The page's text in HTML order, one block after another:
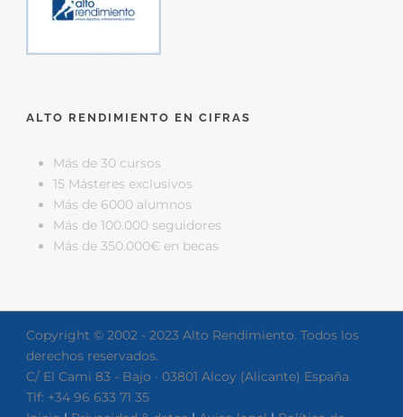
ALTO RENDIMIENTO EN CIFRAS
Más de 30 cursos
15 Másteres exclusivos
Más de 6000 alumnos
Más de 100.000 seguidores
Más de 350.000€ en becas
Copyright © 2002 - 2023 Alto Rendimiento. Todos los
derechos reservados.
C/ El Cami 83 - Bajo · 03801 Alcoy (Alicante) España
Tlf: +34 96 633 71 35